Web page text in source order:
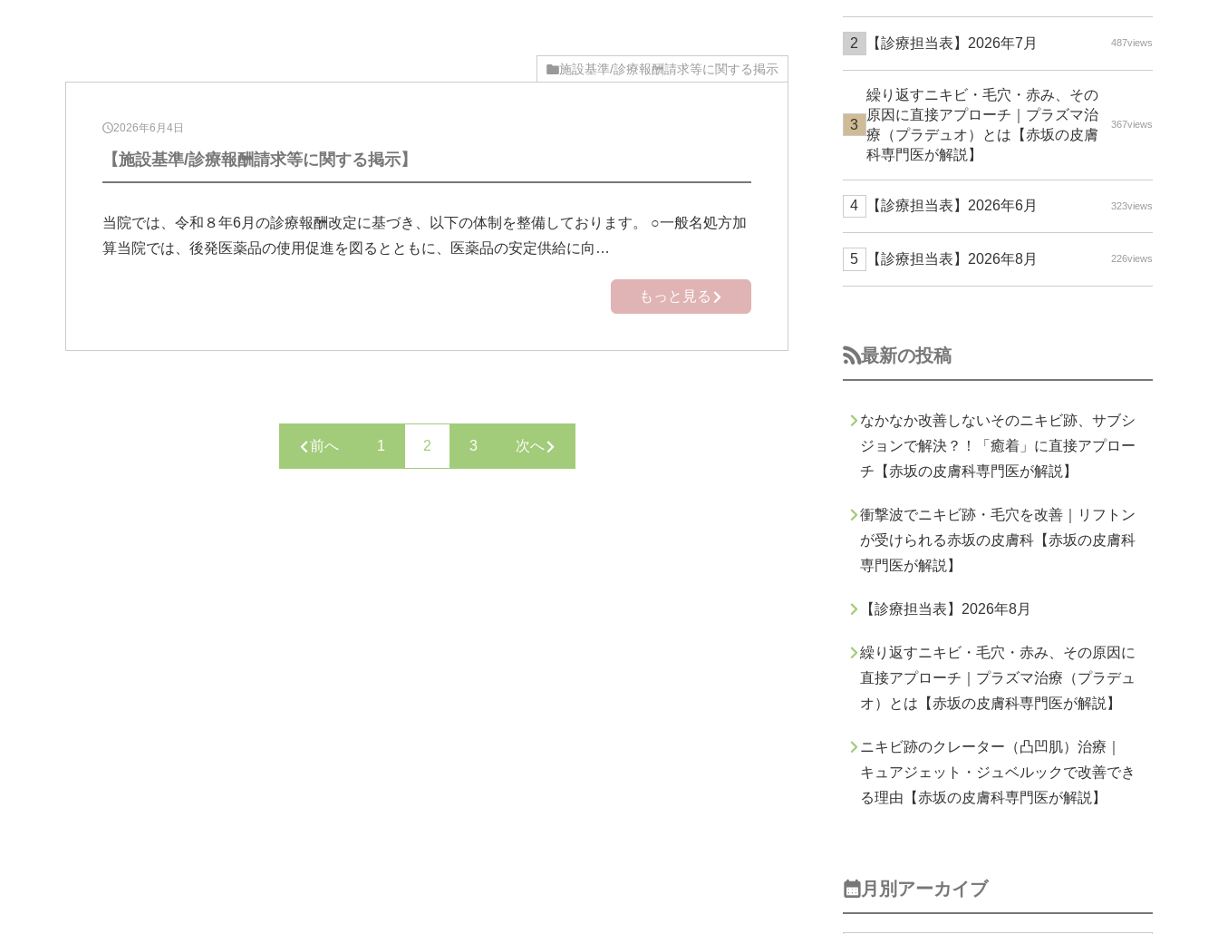
施設基準/診療報酬請求等に関する掲示
2026年6月4日
【施設基準/診療報酬請求等に関する掲示】
当院では、令和８年6月の診療報酬改定に基づき、以下の体制を整備しております。 ○一般名処方加
算当院では、後発医薬品の使用促進を図るとともに、医薬品の安定供給に向…
もっと見る
前へ 1 2 3 次へ
【診療担当表】2026年7月 487views
繰り返すニキビ・毛穴・赤み、その
原因に直接アプローチ｜プラズマ治
療（プラデュオ）とは【赤坂の皮膚
科専門医が解説】
367views
【診療担当表】2026年6月 323views
【診療担当表】2026年8月 226views
最新の投稿
なかなか改善しないそのニキビ跡、サブシ
ジョンで解決？！「癒着」に直接アプロー
チ【赤坂の皮膚科専門医が解説】
衝撃波でニキビ跡・毛穴を改善｜リフトン
が受けられる赤坂の皮膚科【赤坂の皮膚科
専門医が解説】
【診療担当表】2026年8月
繰り返すニキビ・毛穴・赤み、その原因に
直接アプローチ｜プラズマ治療（プラデュ
オ）とは【赤坂の皮膚科専門医が解説】
ニキビ跡のクレーター（凸凹肌）治療｜
キュアジェット・ジュベルックで改善でき
る理由【赤坂の皮膚科専門医が解説】
月別アーカイブ